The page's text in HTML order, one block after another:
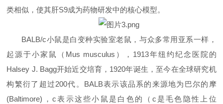
类相似，使其肝S9成为药物研发中的核心模型。
BALB/c小鼠是白变种实验室老鼠，与众多常用亚系一样，
起源于小家鼠（Mus musculus），1913年纽约纪念医院的
Halsey J. Bagg开始近交培育，1920年诞生，至今在全球研究机
构繁衍了超过200代。BALB表示该品系的来源地为巴尔的摩
(Baltimore)，c表示这些小鼠是白色的（c是毛色隐性上位